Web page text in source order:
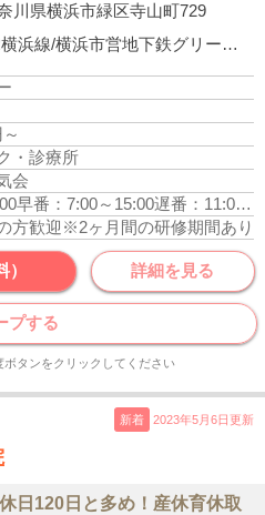
川県横浜市緑区寺山町729
JR横浜線/横浜市営地下鉄グリーンライン「中山駅」より相鉄バス「境」下車徒歩1分。または相鉄線「鶴ヶ峰駅」より相鉄バス「境」下車徒歩1分
・診療所
会
早番：7:00～15:00遅番：11:00～19:00
方歓迎 ※2ヶ月間の研修期間あり
詳細を見る
プする
タンをクリックしてください
新着 2023年5月6日更新
日120日と多め！産休育休取